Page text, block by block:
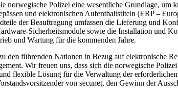
norwegische Polizei eine wesentliche Grundlage, um
und elektronischen Aufenthaltstiteln (ERP –
der Beauftragung umfassen die Lieferung und
Sicherheitsmodule sowie die Installation und
und Wartung für die kommenden Jahre.
den führenden Nationen in Bezug auf elektronische
Wir freuen uns, dass sich die norwegische
flexible Lösung für die Verwaltung der
von secunet, den Gewinn der